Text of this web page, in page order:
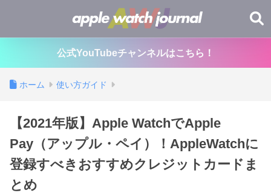
公式YouTubeチャンネルはこちら！
ホーム 使い方ガイド
【2021年版】Apple WatchでApple
Pay（アップル・ペイ）！AppleWatchに
登録すべきおすすめクレジットカードま
とめ